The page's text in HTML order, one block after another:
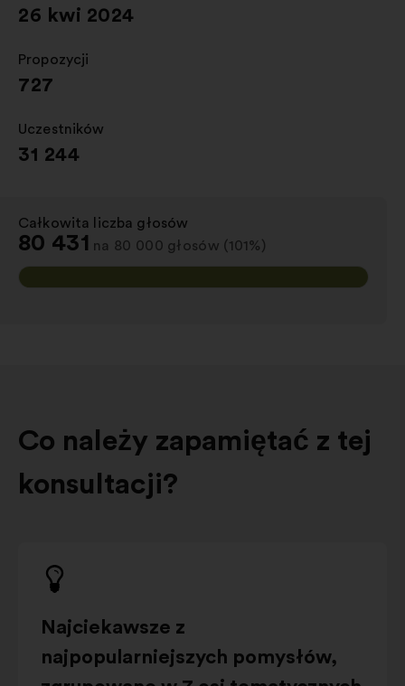
26 kwi 2024
Propozycji
:
727
Uczestników
:
31 244
Całkowita liczba głosów
:
80 431 na 80 000 głosów (101%)
Co należy zapamiętać z tej
konsultacji?
Najciekawsze z
najpopularniejszych pomysłów,